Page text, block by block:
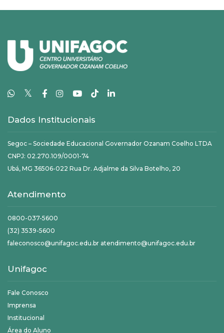
𝕏
Dados Institucionais
Segoc – Sociedade Educacional Governador Ozanam Coelho LTDA
CNPJ: 02.270.109/0001-74
Ubá, MG 36506-022 Rua Dr. Adjalme da Silva Botelho, 20
Atendimento
0800-037-5600
(32) 3539-5600
faleconosco@unifagoc.edu.br atendimento@unifagoc.edu.br
Unifagoc
Fale Conosco
Imprensa
Institucional
Área do Aluno